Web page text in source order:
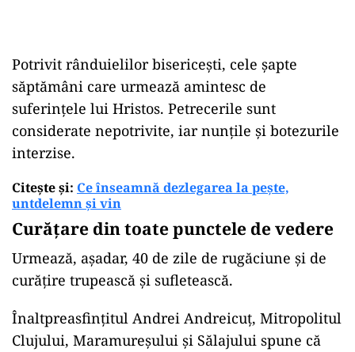
Potrivit rânduielilor bisericești, cele șapte
săptămâni care urmează amintesc de
suferințele lui Hristos. Petrecerile sunt
considerate nepotrivite, iar nunțile și botezurile
interzise.
Citește și: Ce înseamnă dezlegarea la pește,
untdelemn și vin
Curățare din toate punctele de vedere
Urmează, așadar, 40 de zile de rugăciune și de
curățire trupească și sufletească.
Înaltpreasfințitul Andrei Andreicuț, Mitropolitul
Clujului, Maramureșului și Sălajului spune că